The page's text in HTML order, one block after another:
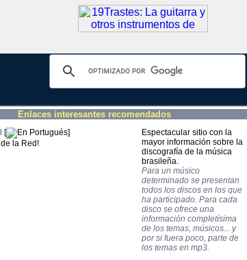
Enlaces interesantes recomendados
[ ]
Espectacular sitio con la
mayor información sobre la
discografía de la música
brasileña.
Para un músico
determinado se presentan
todos los discos en los que
ha participado. Para cada
disco se ofrece una
información completísima
de los temas, músicos... y
por si fuera poco, parte de
los temas en mp3.